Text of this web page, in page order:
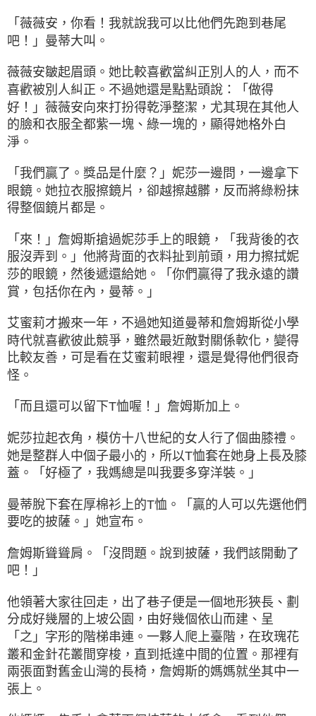
「薇薇安，你看！我就說我可以比他們先跑到巷尾
吧！」曼蒂大叫。
薇薇安皺起眉頭。她比較喜歡當糾正別人的人，而不
喜歡被別人糾正。不過她還是點點頭說：「做得
好！」薇薇安向來打扮得乾淨整潔，尤其現在其他人
的臉和衣服全都紫一塊、綠一塊的，顯得她格外白
淨。
「我們贏了。獎品是什麼？」妮莎一邊問，一邊拿下
眼鏡。她拉衣服擦鏡片，卻越擦越髒，反而將綠粉抹
得整個鏡片都是。
「來！」詹姆斯搶過妮莎手上的眼鏡，「我背後的衣
服沒弄到。」他將背面的衣料扯到前頭，用力擦拭妮
莎的眼鏡，然後遞還給她。「你們贏得了我永遠的讚
賞，包括你在內，曼蒂。」
艾蜜莉才搬來一年，不過她知道曼蒂和詹姆斯從小學
時代就喜歡彼此競爭，雖然最近敵對關係軟化，變得
比較友善，可是看在艾蜜莉眼裡，還是覺得他們很奇
怪。
「而且還可以留下T恤喔！」詹姆斯加上。
妮莎拉起衣角，模仿十八世紀的女人行了個曲膝禮。
她是整群人中個子最小的，所以T恤套在她身上長及膝
蓋。「好極了，我媽總是叫我要多穿洋裝。」
曼蒂脫下套在厚棉衫上的T恤。「贏的人可以先選他們
要吃的披薩。」她宣布。
詹姆斯聳聳肩。「沒問題。說到披薩，我們該開動了
吧！」
他領著大家往回走，出了巷子便是一個地形狹長、劃
分成好幾層的上坡公園，由好幾個依山而建、呈
「之」字形的階梯串連。一夥人爬上臺階，在玫瑰花
叢和金針花叢間穿梭，直到抵達中間的位置。那裡有
兩張面對舊金山灣的長椅，詹姆斯的媽媽就坐其中一
張上。